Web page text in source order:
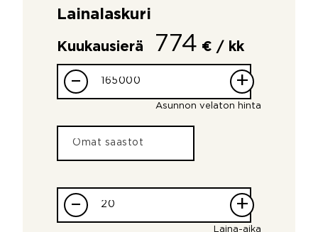
Lainalaskuri
Kuukausierä 774 € / kk
– +
Asunnon velaton hinta
– +
Laina-aika